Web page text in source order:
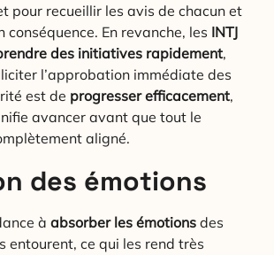
pour recueillir les avis de chacun et
conséquence. En revanche, les INTJ
des initiatives rapidement,
l’approbation immédiate des
est de progresser efficacement,
avancer avant que tout le
aligné.
des émotions
à absorber les émotions des
entourent, ce qui les rend très